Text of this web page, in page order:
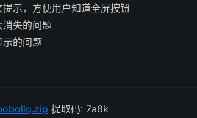
示，方便用户知道全屏按钮
消失的问题
示的问题
提取码: 7a8k